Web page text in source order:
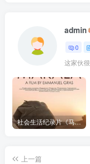
admin
0
这家伙
社会生活纪录片《马加拉 Makala》下载
上一篇